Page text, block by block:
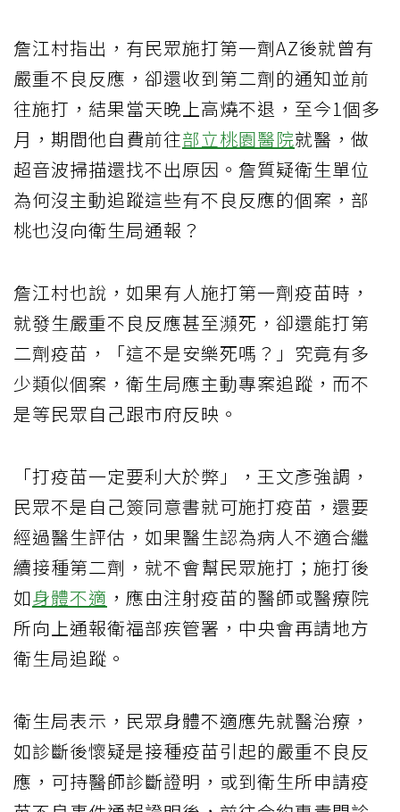
詹江村指出，有民眾施打第一劑AZ後就曾有
嚴重不良反應，卻還收到第二劑的通知並前
往施打，結果當天晚上高燒不退，至今1個多
月，期間他自費前往部立桃園醫院就醫，做
超音波掃描還找不出原因。詹質疑衛生單位
為何沒主動追蹤這些有不良反應的個案，部
桃也沒向衛生局通報？
詹江村也說，如果有人施打第一劑疫苗時，
就發生嚴重不良反應甚至瀕死，卻還能打第
二劑疫苗，「這不是安樂死嗎？」究竟有多
少類似個案，衛生局應主動專案追蹤，而不
是等民眾自己跟市府反映。
「打疫苗一定要利大於弊」，王文彥強調，
民眾不是自己簽同意書就可施打疫苗，還要
經過醫生評估，如果醫生認為病人不適合繼
續接種第二劑，就不會幫民眾施打；施打後
如身體不適 ，應由注射疫苗的醫師或醫療院
所向上通報衛福部疾管署，中央會再請地方
衛生局追蹤。
衛生局表示，民眾身體不適應先就醫治療，
如診斷後懷疑是接種疫苗引起的嚴重不良反
應，可持醫師診斷證明，或到衛生所申請疫